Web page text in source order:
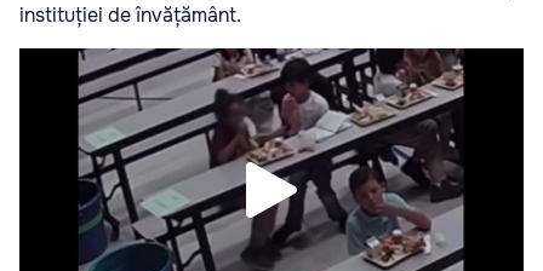
instituției de învățământ.